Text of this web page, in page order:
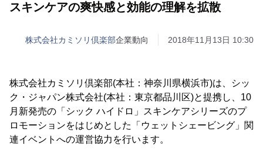
スキンケアの爽快感と効能の理解を拡散
株式会社カミソリ倶楽部企業動向 2018年11月13日 10:30
株式会社カミソリ倶楽部(本社：神奈川県横浜市)は、シッ
ク・ジャパン株式会社(本社：東京都品川区)と提携し、10
月新発売の「シック ハイドロ」スキンケアシリーズのプ
ロモーションをはじめとした「ウェットシェービング」関
連イベントへの運営協力を行います。